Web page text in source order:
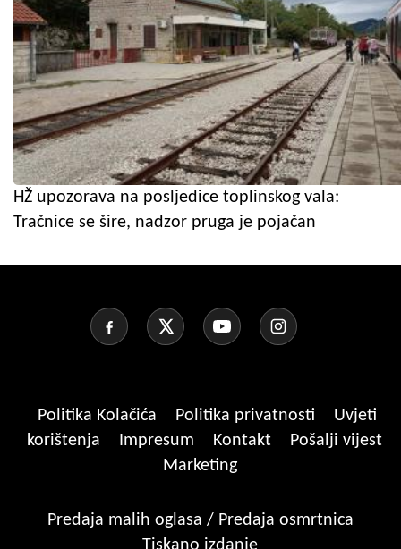
HŽ upozorava na posljedice toplinskog vala:
Tračnice se šire, nadzor pruga je pojačan
Politika Kolačića Politika privatnosti
Uvjeti
korištenja
Impresum Kontakt
Pošalji vijest
Marketing
Predaja malih oglasa / Predaja osmrtnica
Tiskano izdanje